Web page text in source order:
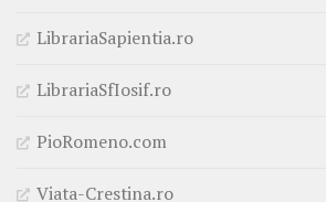
LibrariaSapientia.ro
LibrariaSfIosif.ro
PioRomeno.com
Viata-Crestina.ro